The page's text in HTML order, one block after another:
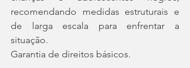
recomendando medidas estruturais e
de larga escala para enfrentar a
situação.
Garantia de direitos básicos.